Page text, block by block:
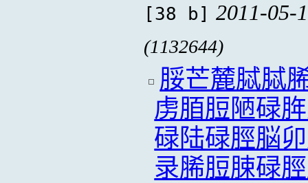
[38 b] 2011-05-
(1132644)
脮芒麓脦脦
虏脜脰陋碌
碌陆碌脛脳
录脪脰脨碌